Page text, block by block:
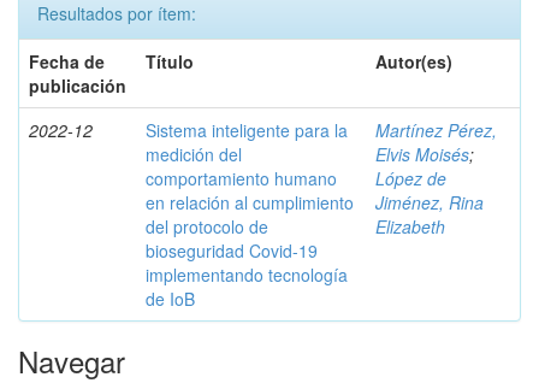
Resultados por ítem:
Fecha de
publicación
Título Autor(es)
2022-12
Sistema inteligente para la
medición del
comportamiento humano
en relación al cumplimiento
del protocolo de
bioseguridad Covid-19
implementando tecnología
de IoB
Martínez Pérez,
Elvis Moisés;
López de
Jiménez, Rina
Elizabeth
Navegar